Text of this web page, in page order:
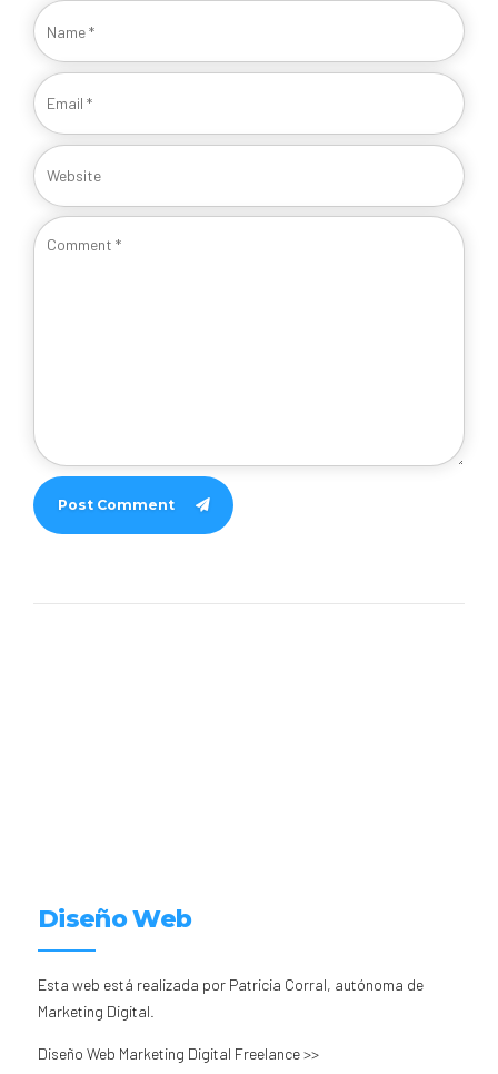
Post Comment
Diseño Web
Esta web está realizada por Patricia Corral, autónoma de
Marketing Digital.
Diseño Web Marketing Digital Freelance >>